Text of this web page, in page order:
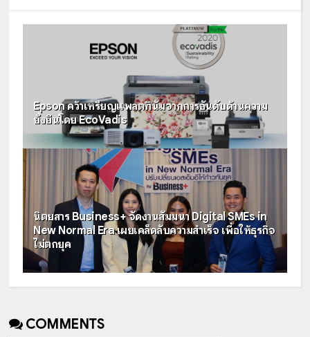
Epson คว้าเหรียญแพลตทินัมจากการอันดับด้านความ
ยั่งยืนโดย EcoVadis
นิตยสาร Business+ จัดงานสัมมนา Digital SMEs in
New Normal Era เผยเคล็ดลับความสำเร็จ เพื่อให้ธุรกิจ
ไม่ตกยุค
COMMENTS